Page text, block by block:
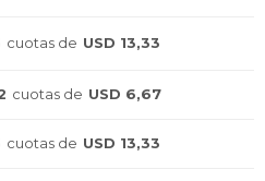
cuotas de USD 13,33
cuotas de USD 6,67
cuotas de USD 13,33